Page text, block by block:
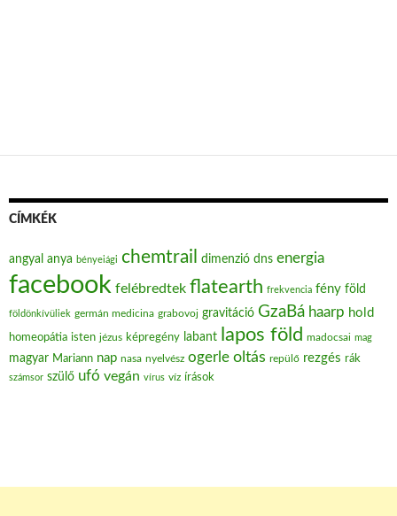
CÍMKÉK
angyal anya bényeiági chemtrail dimenzió dns energia
facebook felébredtek flatearth frekvencia fény föld
földönkívüliek germán medicina grabovoj gravitáció GzaBá haarp hold
homeopátia isten jézus képregény labant lapos föld madocsai mag
magyar Mariann nap nasa nyelvész ogerle oltás repülő rezgés rák
számsor szülő ufó vegán vírus víz írások